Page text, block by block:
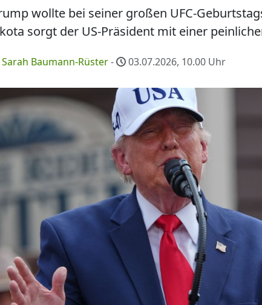
wollte bei seiner großen UFC-
sorgt der US-Präsident mit einer
Sarah Baumann-Rüster- 03.07.2026, 10.00 Uhr